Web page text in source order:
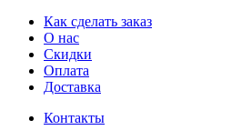
Как сделать заказ
О нас
Скидки
Оплата
Доставка
Контакты